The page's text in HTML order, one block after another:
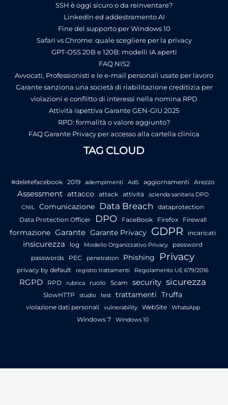
SSH è oggi sicuro o da reinventare?
LinkedIn ed addestramento AI
Fine del supporto per Windows 10
Safari vs Chrome: quale scegliere per la privacy
GPT-OSS 20B e 120B: modelli IA aperti
FAQ NIS2
Avvocati, Professionisti e le e-mail personali usate per lavoro
Garante sanziona una società di riabilitazione creditizia per
violazioni e conflitto di interessi nella nomina RPD
Attività ispettiva Garante GEN-GIU 2025
RPD: formalità o valore aggiunto?
FAQ Garante Privacy per accesso alla cartella clinica
TAG CLOUD
#deletefacebook 2019 adempimenti AdS aggiornamenti Arezzo
Assessment attacco attack attività
azienda sanitaria DPO
CNIL
Comunicazione Data Breach
dataprotection
Data Protection Officer
DPO FaceBook Firefox Firewall
formazione Garante Garante Privacy GDPR incaricati
insicurezza log Modello Organizzativo Privacy
password
passwords
PEC penetration Phishing Privacy
privacy by default registro trattamenti Regolamento UE 679/2016
RGPD RPD rubrica ruolo Scam security sicurezza
SlowHTTP studio test trattamenti Truffa
violazione dati personali vulnerability WebSite WhatsApp
Windows 7 Windows 10